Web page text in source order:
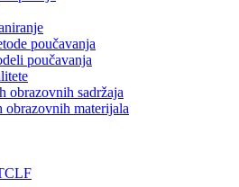
poučavanja
poučavanja
obrazovnih sadržaja
obrazovnih materijala